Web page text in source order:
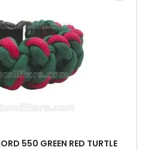
550 GREEN RED TURTLE